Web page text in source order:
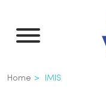
naar
inhoud
Kruimelpad
Home IMIS